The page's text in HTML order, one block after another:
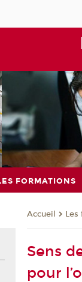
FORMATIONS
Accueil Les
Sens
pour